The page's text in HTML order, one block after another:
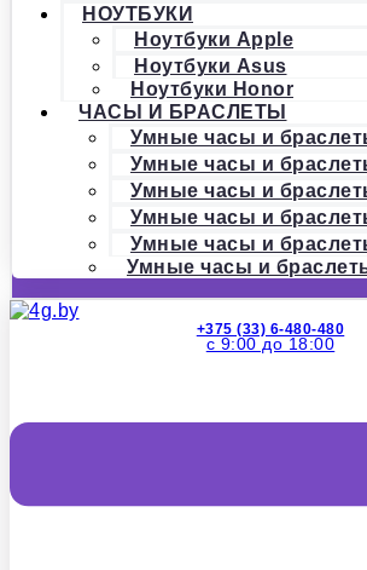
НОУТБУКИ
Ноутбуки Apple
Ноутбуки Asus
Ноутбуки Honor
ЧАСЫ И БРАСЛЕТЫ
Умные часы и
Умные часы и
Умные часы и
Умные часы и
Умные часы и
Умные часы и
+375 (33) 6-480-480
с 9:00 до 18:00